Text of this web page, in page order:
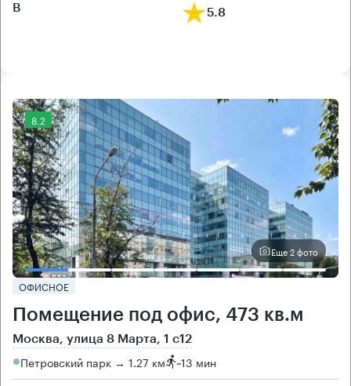
B 5.8
8.2
Еще 2 фото
ОФИСНОЕ
Помещение под офис, 473 кв.м
Москва, улица 8 Марта, 1 с12
Петровский парк → 1.27 км ~13 мин